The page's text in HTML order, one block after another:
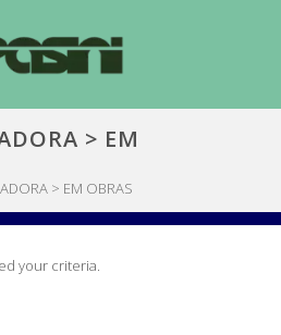
> EM
> EM OBRAS
your criteria.